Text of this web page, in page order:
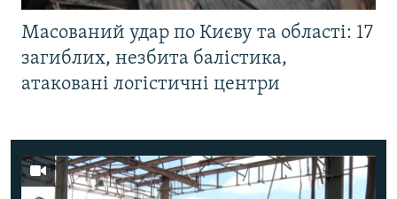
Масований удар по Києву та області: 17
загиблих, незбита балістика,
атаковані логістичні центри